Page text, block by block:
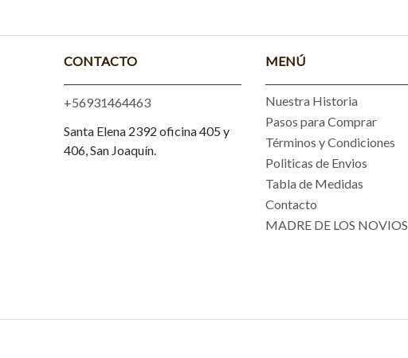
CONTACTO
+56931464463
Santa Elena 2392 oficina 405 y
406, San Joaquín.
MENÚ
Nuestra Historia
Pasos para Comprar
Términos y Condiciones
Politicas de Envios
Tabla de Medidas
Contacto
MADRE DE LOS NOVIOS